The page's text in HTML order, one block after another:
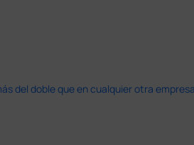
del doble que en cualquier otra